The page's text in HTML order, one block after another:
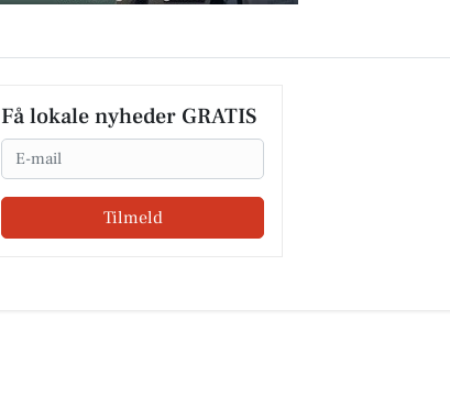
Få lokale nyheder GRATIS
Email
Tilmeld